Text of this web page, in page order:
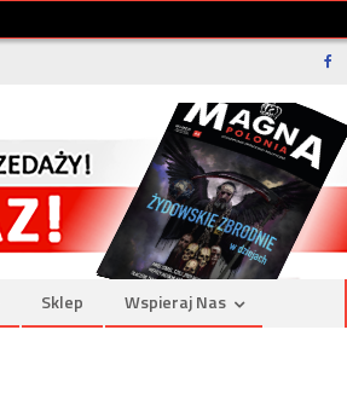
Sklep Wspieraj Nas